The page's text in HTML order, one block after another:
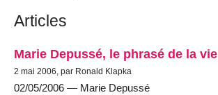
Articles
Marie Depussé, le phrasé de la vie
2 mai 2006, par Ronald Klapka
02/05/2006 — Marie Depussé